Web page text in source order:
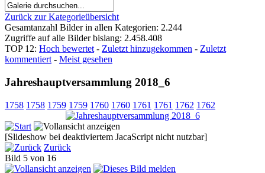
Zurück zur Kategorieübersicht
Gesamtanzahl Bilder in allen Kategorien: 2.244
Zugriffe auf alle Bilder bislang: 2.458.408
TOP 12: Hoch bewertet - Zuletzt hinzugekommen - Zuletzt
kommentiert - Meist gesehen
Jahreshauptversammlung 2018_6
1758 1758 1759 1759 1760 1760 1761 1761 1762 1762
[Slideshow bei deaktiviertem JacaScript nicht nutzbar]
Zurück
Bild 5 von 16